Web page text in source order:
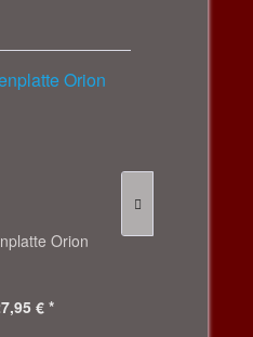
Orion
€ *